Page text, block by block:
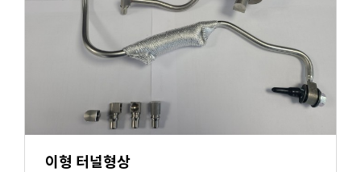
이형 터널형상